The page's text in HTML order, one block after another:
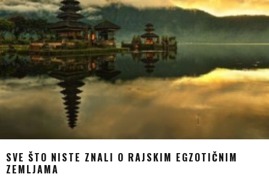
SVE ŠTO NISTE ZNALI O RAJSKIM EGZOTIČNIM
ZEMLJAMA